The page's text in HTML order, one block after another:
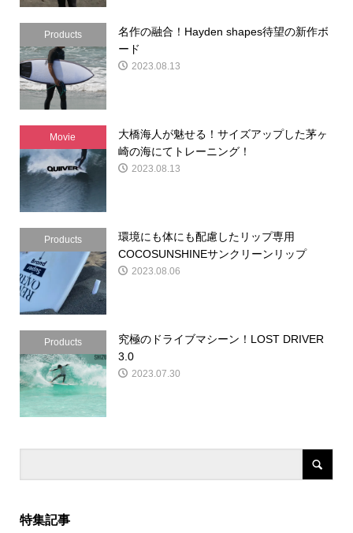
Products
名作の融合！Hayden shapes待望の新作ボ
ード
2023.08.13
Movie
大橋海人が魅せる！サイズアップした茅ヶ
崎の海にてトレーニング！
2023.08.13
Products
環境にも体にも配慮したリップ専用
COCOSUNSHINEサンクリーンリップ
2023.08.06
Products
究極のドライブマシーン！LOST DRIVER
3.0
2023.07.30
特集記事